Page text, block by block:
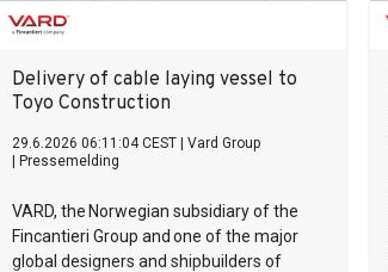
Delivery of cable laying vessel to
Toyo Construction
29.6.2026 06:11:04 CEST
Vard Group
Pressemelding
VARD, the Norwegian subsidiary of the
Fincantieri Group and one of the major
global designers and shipbuilders of